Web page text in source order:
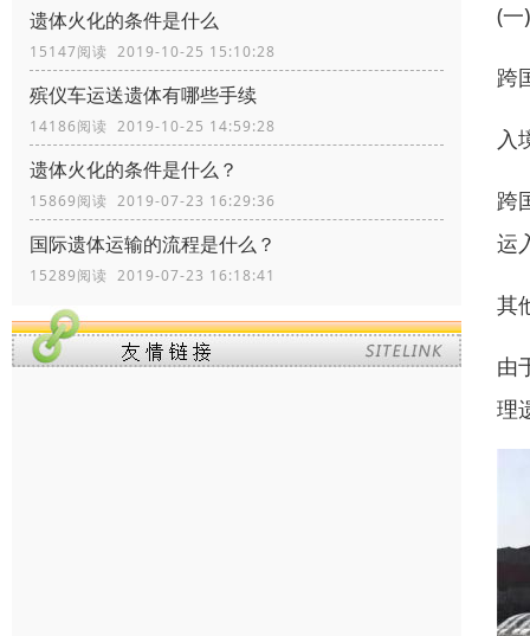
遗体火化的条件是什么
15147阅读 2019-10-25 15:10:28
殡仪车运送遗体有哪些手续
14186阅读 2019-10-25 14:59:28
遗体火化的条件是什么？
15869阅读 2019-07-23 16:29:36
国际遗体运输的流程是什么？
15289阅读 2019-07-23 16:18:41
(一
跨
入
跨
运
其
由
理